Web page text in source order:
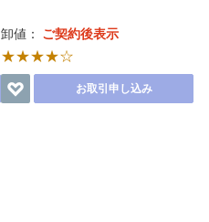
卸値： ご契約後表示
★★★★☆
お取引申し込み